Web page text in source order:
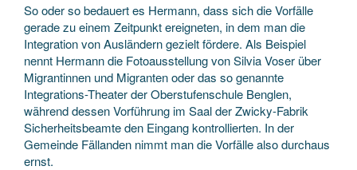
So oder so bedauert es Hermann, dass sich die Vorfälle
gerade zu einem Zeitpunkt ereigneten, in dem man die
Integration von Ausländern gezielt fördere. Als Beispiel
nennt Hermann die Fotoausstellung von Silvia Voser über
Migrantinnen und Migranten oder das so genannte
Integrations-Theater der Oberstufenschule Benglen,
während dessen Vorführung im Saal der Zwicky-Fabrik
Sicherheitsbeamte den Eingang kontrollierten. In der
Gemeinde Fällanden nimmt man die Vorfälle also durchaus
ernst.